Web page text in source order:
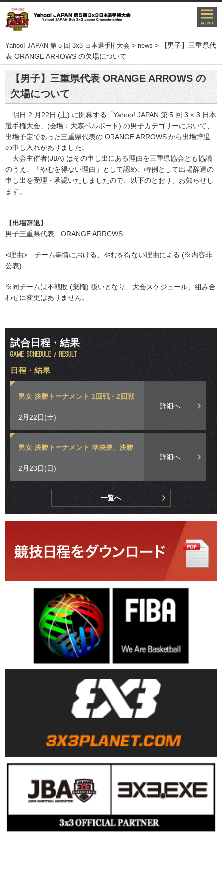
Yahoo! JAPAN 第 5 回 3x3 日本選手権大会 >news >
【男子】三重県代
表 ORANGE ARROWS の欠場について
【男子】三重県代表 ORANGE ARROWS の
欠場について
明日 2 月22日 (土) に開幕する「Yahoo! JAPAN 第 5 回 3 × 3 日本
選手権大会」(会場：大森ベルポート) の男子カテゴリーにおいて、
出場予定であった三重県代表の ORANGE ARROWS から出場辞退
の申し入れがありました。
大会主催者(JBA) はその申し出にある理由を三重県協会とも協議
のうえ、「やむを得ない理由」として認め、特例として出場辞退の
申し出を受理・承認いたしましたので、以下のとおり、お知らせし
ます。
【出場辞退】
男子三重県代表 ORANGE ARROWS
<理由> チーム事情における、やむを得ない理由による (※内容非
公表)
※同チームは不戦敗 (棄権) 扱いとなり、大会スケジュール、組み合
わせに変更はありません。
試合日程・結果
日程・結果
男女 決勝トーナメント 1回戦・2回戦
2月22日(土)
詳細へ
男女 決勝トーナメント 準決勝、決勝
2月23日(日)
詳細へ
一覧へ